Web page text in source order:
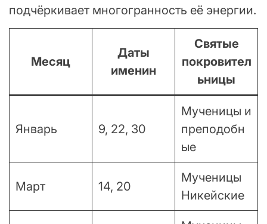
подчёркивает многогранность её энергии.
Месяц
Даты
именин
Святые
покровител
ьницы
Январь 9, 22, 30
Мученицы и
преподобн
ые
Март 14, 20
Мученицы
Никейские